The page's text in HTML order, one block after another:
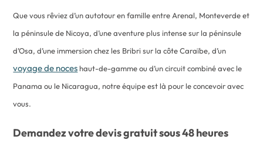
Que vous rêviez d’un autotour en famille entre Arenal, Monteverde et
la péninsule de Nicoya, d’une aventure plus intense sur la péninsule
d’Osa, d’une immersion chez les Bribri sur la côte Caraïbe, d’un
voyage de noceshaut-de-gamme ou d’un circuit combiné avec le
Panama ou le Nicaragua, notre équipe est là pour le concevoir avec
vous.
Demandez votre devis gratuit sous 48 heures